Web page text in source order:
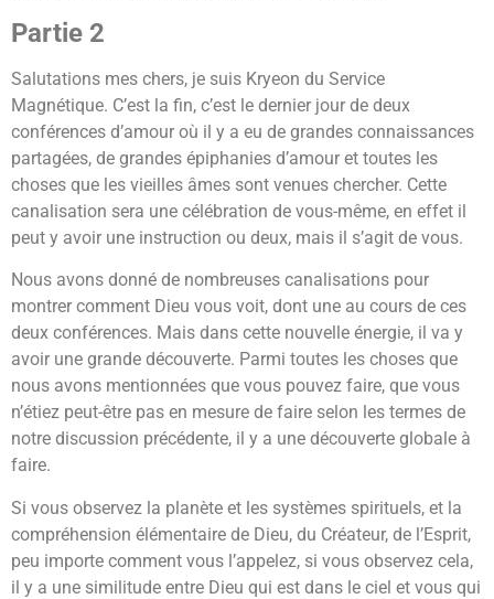
Partie 2
Salutations mes chers, je suis Kryeon du Service
Magnétique. C’est la fin, c’est le dernier jour de deux
conférences d’amour où il y a eu de grandes connaissances
partagées, de grandes épiphanies d’amour et toutes les
choses que les vieilles âmes sont venues chercher. Cette
canalisation sera une célébration de vous-même, en effet il
peut y avoir une instruction ou deux, mais il s’agit de vous.
Nous avons donné de nombreuses canalisations pour
montrer comment Dieu vous voit, dont une au cours de ces
deux conférences. Mais dans cette nouvelle énergie, il va y
avoir une grande découverte. Parmi toutes les choses que
nous avons mentionnées que vous pouvez faire, que vous
n’étiez peut-être pas en mesure de faire selon les termes de
notre discussion précédente, il y a une découverte globale à
faire.
Si vous observez la planète et les systèmes spirituels, et la
compréhension élémentaire de Dieu, du Créateur, de l’Esprit,
peu importe comment vous l’appelez, si vous observez cela,
il y a une similitude entre Dieu qui est dans le ciel et vous qui